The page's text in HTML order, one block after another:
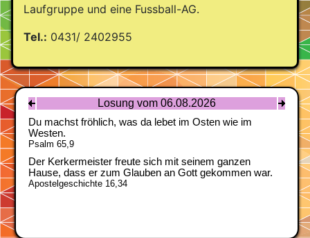
Laufgruppe und eine Fussball-AG.
Tel.: 0431/ 2402955